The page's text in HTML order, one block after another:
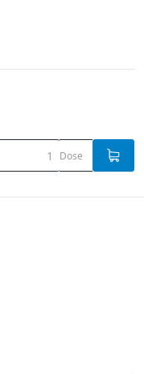
Dose